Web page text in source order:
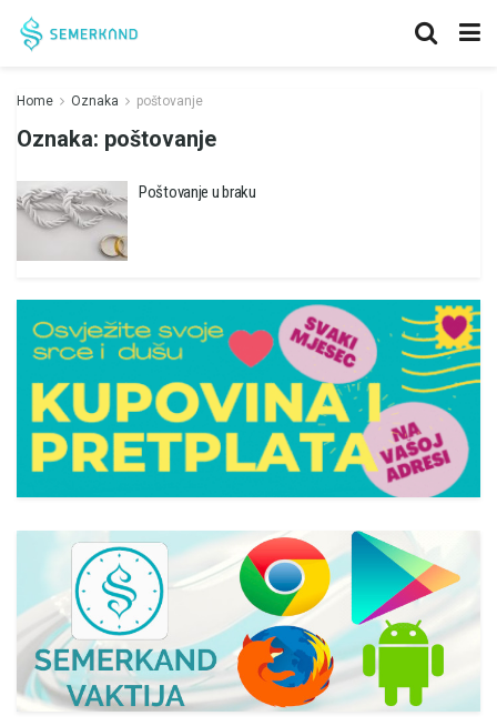
Home Oznaka poštovanje
Oznaka: poštovanje
Poštovanje u braku